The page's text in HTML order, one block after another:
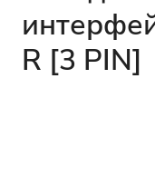
R [3 PIN]